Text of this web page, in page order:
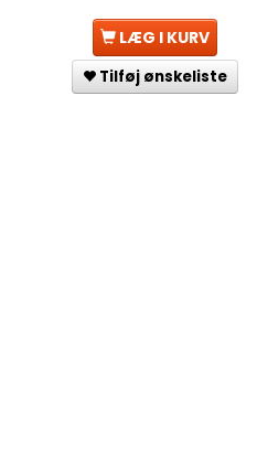
LÆG I KURV
Tilføj ønskeliste